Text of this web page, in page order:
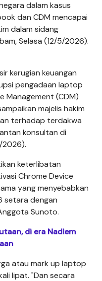
dalam kasus
dan CDM mencapai
dalam sidang
Selasa (12/5/2026).
kerugian keuangan
pengadaan laptop
Management (CDM)
majelis hakim
terhadap terdakwa
konsultan di
2026).
keterlibatan
Chrome Device
yang menyebabkan
setara dengan
Sunoto.
di era Nadiem
atau mark up laptop
lipat. "Dan secara